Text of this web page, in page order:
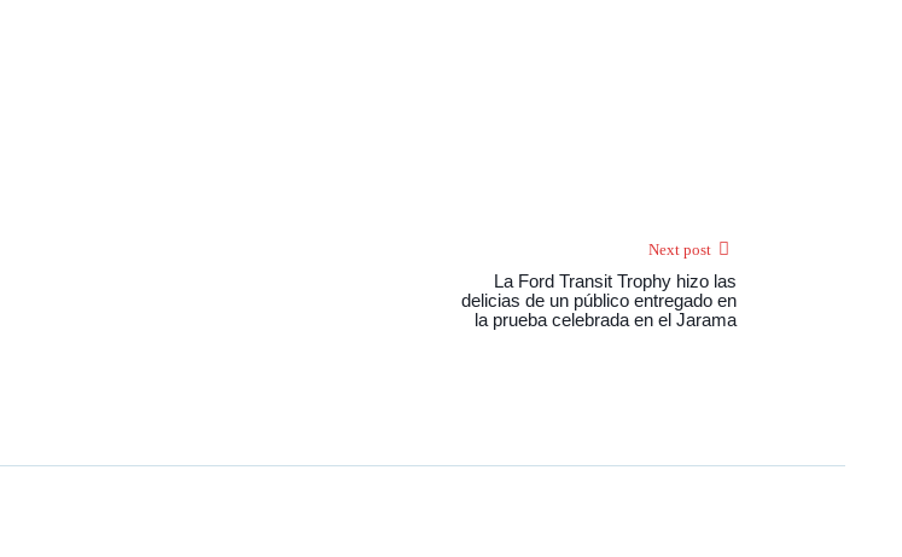
Next post
La Ford Transit Trophy hizo las
delicias de un público entregado en
la prueba celebrada en el Jarama